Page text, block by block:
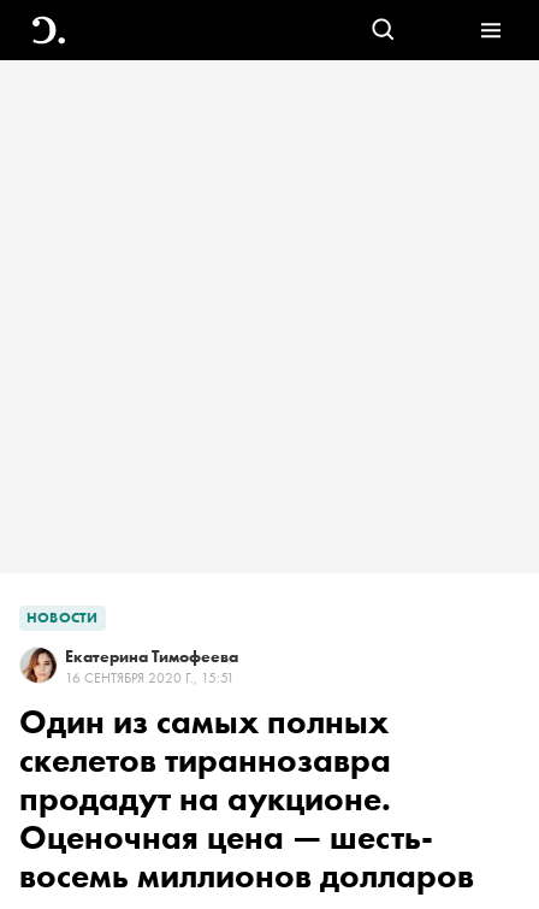
НОВОСТИ
Екатерина Тимофеева
16 СЕНТЯБРЯ 2020 Г., 15:51
Один из самых полных
скелетов тираннозавра
продадут на аукционе.
Оценочная цена — шесть-
восемь миллионов долларов